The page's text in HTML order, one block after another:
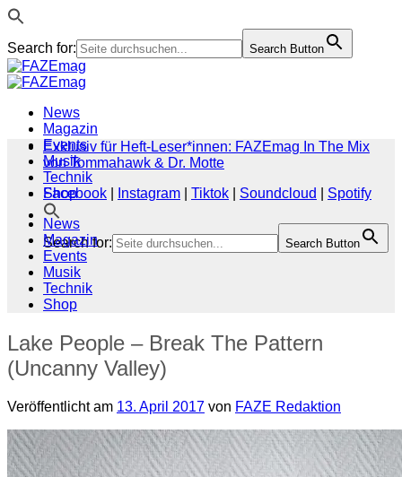
Search for: Search Button
Zum
Inhalt
News
Magazin
Events
Musik
Technik
Shop
Search for: Search Button
Exklusiv für Heft-Leser*innen: FAZEmag In The Mix
von Tommahawk & Dr. Motte
Facebook
Instagram Tiktok Soundcloud
Spotify
News
Magazin
Events
Musik
Technik
Shop
Lake People – Break The Pattern
(Uncanny Valley)
Veröffentlicht am 13. April 2017 von FAZE Redaktion